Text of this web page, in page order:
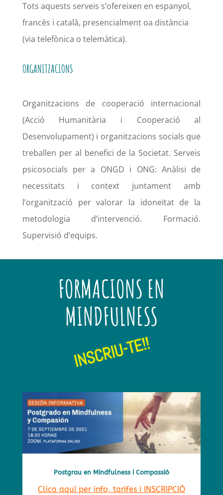
Tots aquests serveis s’ofereixen en espanyol,
francès i català, presencialment oa distància
(via telefònica o telemàtica).
ORGANITZACIONS
Organitzacions de cooperació internacional
(Acció Humanitària i Cooperació al
Desenvolupament) i organitzacions socials que
treballen per al benefici de la Societat. Serveis
psicosocials per a ONGD i ONG: Anàlisi de
necessitats i context juntament amb
l’organització per valorar la idoneïtat de la
metodologia d’intervenció. Formació.
Supervisió d’equips.
FORMACIONS EN
MINDFULNESS
INSCRIU-TE!!
Postgrau en Mindfulness i Compassió
Clica aquí per info, tarifes i INSCRIPCIÓ